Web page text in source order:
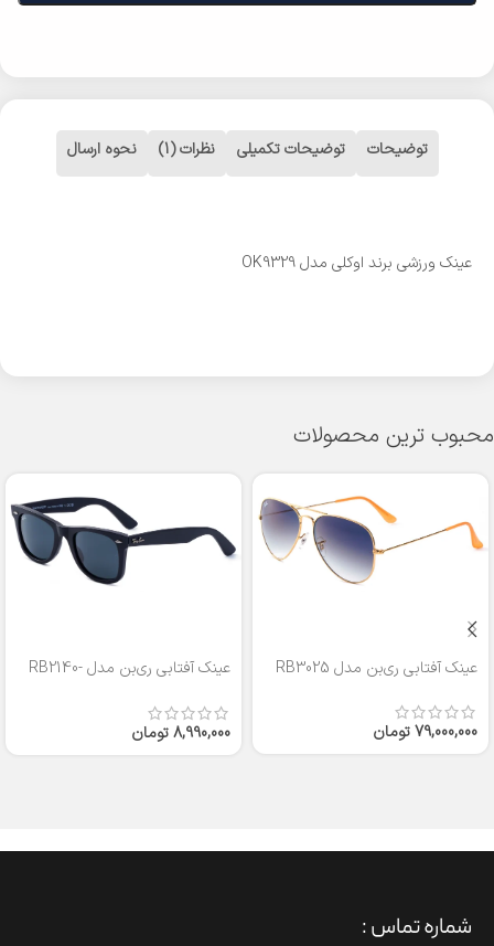
توضیحات توضیحات تکمیلی نظرات (1) نحوه ارسال
عینک ورزشی برند اوکلی مدل OK9329
محبوب ترین محصولات
عینک آفتابی ری‌بن مدل RB3025
79,000,000تومان
عینک آفتابی ری‌بن مدل RB2140-
8,990,000تومان
شماره تماس :